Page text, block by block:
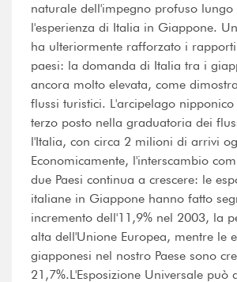
naturale dell'impegno profuso lungo
l'esperienza di Italia in Giappone.
ha ulteriormente rafforzato i
paesi: la domanda di Italia tra i
ancora molto elevata, come
flussi turistici. L'arcipelago
terzo posto nella graduatoria dei
l'Italia, con circa 2 milioni di arrivi
Economicamente, l'interscambio
due Paesi continua a crescere: le
italiane in Giappone hanno fatto
incremento dell'11,9% nel 2003, la
alta dell'Unione Europea, mentre le
giapponesi nel nostro Paese sono
21,7%.L'Esposizione Universale può